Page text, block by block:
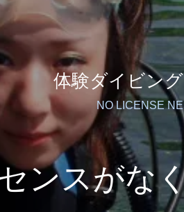
体験ダイビング
NO LICENSE
ンスがな